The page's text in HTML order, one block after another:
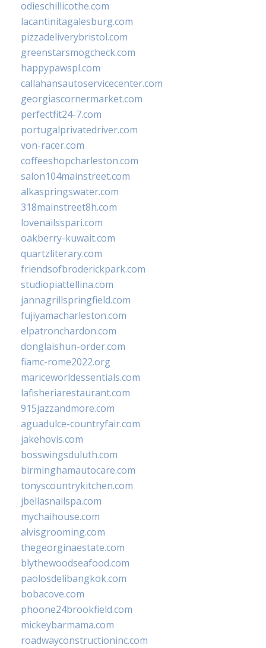
odieschillicothe.com
lacantinitagalesburg.com
pizzadeliverybristol.com
greenstarsmogcheck.com
happypawspl.com
callahansautoservicecenter.com
georgiascornermarket.com
perfectfit24-7.com
portugalprivatedriver.com
von-racer.com
coffeeshopcharleston.com
salon104mainstreet.com
alkaspringswater.com
318mainstreet8h.com
lovenailsspari.com
oakberry-kuwait.com
quartzliterary.com
friendsofbroderickpark.com
studiopiattellina.com
jannagrillspringfield.com
fujiyamacharleston.com
elpatronchardon.com
donglaishun-order.com
fiamc-rome2022.org
mariceworldessentials.com
lafisheriarestaurant.com
915jazzandmore.com
aguadulce-countryfair.com
jakehovis.com
bosswingsduluth.com
birminghamautocare.com
tonyscountrykitchen.com
jbellasnailspa.com
mychaihouse.com
alvisgrooming.com
thegeorginaestate.com
blythewoodseafood.com
paolosdelibangkok.com
bobacove.com
phoone24brookfield.com
mickeybarmama.com
roadwayconstructioninc.com